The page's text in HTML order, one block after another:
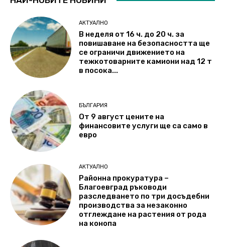
АКТУАЛНО
В неделя от 16 ч. до 20 ч. за
повишаване на безопасността ще
се ограничи движението на
тежкотоварните камиони над 12 т
в посока...
БЪЛГАРИЯ
От 9 август цените на
финансовите услуги ще са само в
евро
АКТУАЛНО
Районна прокуратура –
Благоевград ръководи
разследването по три досъдебни
производства за незаконно
отглеждане на растения от рода
на конопа